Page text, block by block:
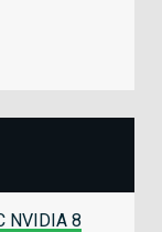
NVIDIA 8